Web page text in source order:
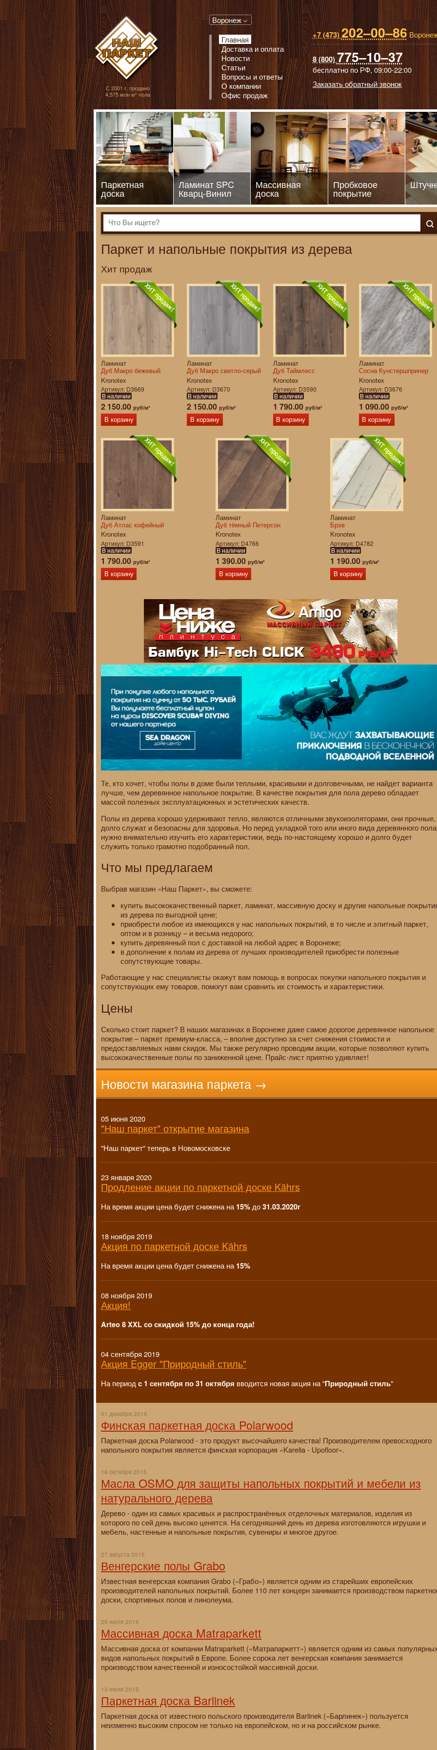
Паркет, Штучный паркет, Массивная доска, Ламинированный паркет
С 2001 г. продано
4.575 млн м² пола
Воронеж
Главная
Доставка и оплата
Новости
Статьи
Вопросы и ответы
О компании
Офис продаж
+7 (473)202–00–86
8 (800)775–10–37
бесплатно по РФ,09:00-22:00
Заказать обратный звонок
Паркетная
доска
Ламинат SPC
Кварц-Винил
Массивная
доска
Пробковое
покрытие
Паркет и напольные покрытия из дерева
Хит продаж
Ламинат
Дуб Макро бежевый
Kronotex
Артикул D3669
В наличии
2 150.00 руб/м²
В корзину
Ламинат
Дуб Макро светло-серый
Kronotex
Артикул D3670
В наличии
2 150.00руб/м²
В корзину
Ламинат
Дуб Таймлесс
Kronotex
Артикул D3590
В наличии
1 790.00 руб/м²
В корзину
Ламинат
Сосна Кунстершпринер
Kronotex
Артикул D3676
В наличии
1 090.00 руб/м²
В корзину
Ламинат
Дуб Атлас кофейный
Kronotex
Артикул D3591
В наличии
1 790.00 руб/м²
В корзину
Ламинат
Дуб тёмный Петерсон
Kronotex
Артикул D4766
В наличии
1 390.00 руб/м²
В корзину
Ламинат
Брэв
Kronotex
Артикул D4782
В наличии
1 190.00 руб/м²
В корзину
Те, кто хочет, чтобы полы в доме были теплыми, красивыми и долговечными, не найдет варианта
лучше, чем деревянное напольное покрытие. В качестве покрытия для пола дерево обладает
массой полезных эксплуатационных и эстетических качеств.
Полы из дерева хорошо удерживают тепло, являются отличными звукоизоляторами, они прочные,
долго служат и безопасны для здоровья. Но перед укладкой того или иного вида деревянного пола
нужно внимательно изучить его характеристики, ведь по-настоящему хорошо и долго будет
служить только грамотно подобранный пол.
Что мы предлагаем
Выбрав магазин «Наш Паркет», вы сможете:
купить высококачественный паркет, ламинат, массивную доску и другие напольные
из дерева по выгодной цене;
приобрести любое из имеющихся у нас напольных покрытий, в то числе и элитный паркет,
оптом и в розницу – и весьма недорого;
купить деревянный пол с доставкой на любой адрес в Воронеже;
в дополнение к полам из дерева от лучших производителей приобрести полезные
сопутствующие товары.
Работающие у нас специалисты окажут вам помощь в вопросах покупки напольного покрытия и
сопутствующих ему товаров, помогут вам сравнить их стоимость и характеристики.
Цены
Сколько стоит паркет? В наших магазинах в Воронеже даже самое дорогое деревянное напольное
покрытие – паркет премиум-класса, – вполне доступно за счет снижения стоимости и
предоставляемых нами скидок. Мы также регулярно проводим акции, которые позволяют купить
высококачественные полы по заниженной цене. Прайс-лист приятно удивляет!
Новости магазина паркета →
05 июня 2020
"Наш паркет" открытие магазина
"Наш паркет" теперь в Новомосковске
23 января 2020
Продление акции по паркетной доске Kährs
На время акции цена будет снижена на 15% до31.03.2020г
18 ноября 2019
Акция по паркетной доске Kährs
На время акции цена будет снижена на 15%
08 ноября 2019
Акция!
Arteo 8 XXL со скидкой 15% до конца года!
04 сентября 2019
Акция Egger "Природный стиль"
На периодс 1 сентября по 31 октября вводится новая акция на "Природный стиль"
01 декабря 2015
Финская паркетная доска Polarwood
Паркетная доска Polarwood - это продукт высочайшего качества! Производителем превосходного
напольного покрытия является финская корпорация «Karelia - Upofloor».
16 октября 2015
Масла OSMO для защиты напольных покрытий и мебели из
натурального дерева
Дерево - один из самых красивых и распространённых отделочных материалов, изделия из
которого по сей день высоко ценятся. На сегодняшний день из дерева изготовляются игрушки и
мебель, настенные и напольные покрытия, сувениры и многое другое.
27 августа 2015
Венгерские полы Grabo
Известная венгерская компания Grabo («Грабо») является одним из старейших европейских
производителей напольных покрытий. Более 110 лет концерн занимается производством
доски, спортивных полов и линолеума.
29 июля 2015
Массивная доска Matraparkett
Массивная доска от компании Matraparkett («Матрапаркетт») является одним из самых
видов напольных покрытий в Европе. Более сорока лет венгерская компания занимается
производством качественной и износостойкой массивной доски.
13 июля 2015
Паркетная доска Barlinek
Паркетная доска от известного польского производителя Barlinek («Барлинек») пользуется
неизменно высоким спросом не только на европейском, но и на российском рынке.